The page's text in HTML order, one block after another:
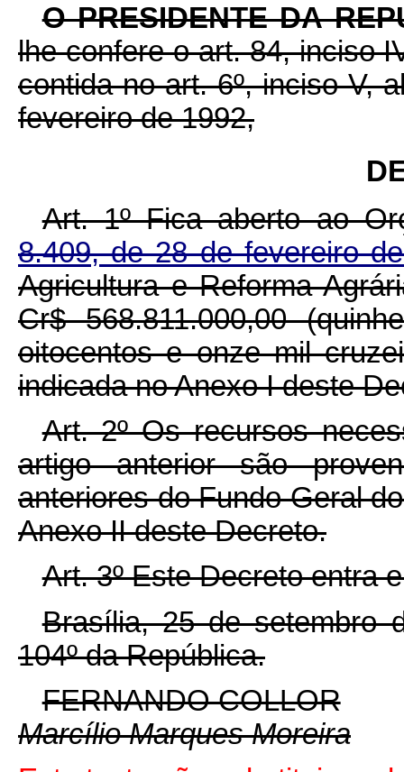
O PRESIDENTE DA
lhe confere o art. 84, inciso
contida no art. 6º, inciso V,
fevereiro de 1992,
Art. 1º Fica aberto ao
8.409, de 28 de fevereiro
Agricultura e Reforma
Cr$ 568.811.000,00
oitocentos e onze mil
indicada no Anexo I deste
Art. 2º Os recursos
artigo anterior são
anteriores do Fundo Geral
Anexo II deste Decreto.
Art. 3º Este Decreto entra
Brasília, 25 de setembro
104º da República.
FERNANDO COLLOR
Marcílio Marques Moreira